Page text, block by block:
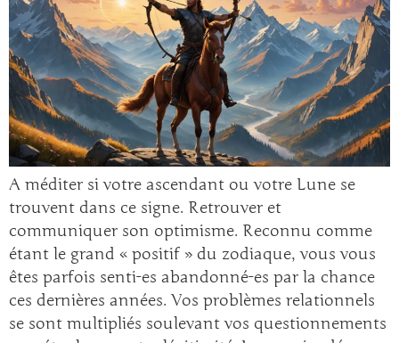
A méditer si votre ascendant ou votre Lune se
trouvent dans ce signe. Retrouver et
communiquer son optimisme. Reconnu comme
étant le grand « positif » du zodiaque, vous vous
êtes parfois senti-es abandonné-es par la chance
ces dernières années. Vos problèmes relationnels
se sont multipliés soulevant vos questionnements